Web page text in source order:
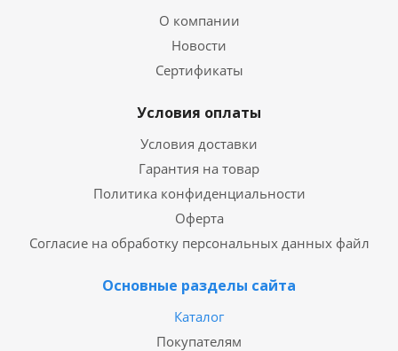
О компании
Новости
Сертификаты
Условия оплаты
Условия доставки
Гарантия на товар
Политика конфиденциальности
Оферта
Согласие на обработку персональных данных файл
Основные разделы сайта
Каталог
Покупателям